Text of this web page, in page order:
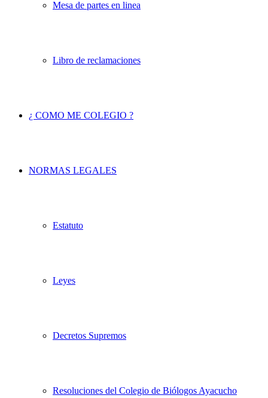
Mesa de partes en linea
Libro de reclamaciones
¿ COMO ME COLEGIO ?
NORMAS LEGALES
Estatuto
Leyes
Decretos Supremos
Resoluciones del Colegio de Biólogos Ayacucho